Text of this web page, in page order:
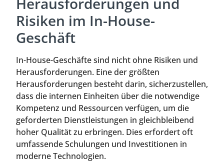
Risiken im In-House-
Geschäft
In-House-Geschäfte sind nicht ohne Risiken und
Herausforderungen. Eine der größten
Herausforderungen besteht darin, sicherzustellen,
dass die internen Einheiten über die notwendige
Kompetenz und Ressourcen verfügen, um die
geforderten Dienstleistungen in gleichbleibend
hoher Qualität zu erbringen. Dies erfordert oft
umfassende Schulungen und Investitionen in
moderne Technologien.